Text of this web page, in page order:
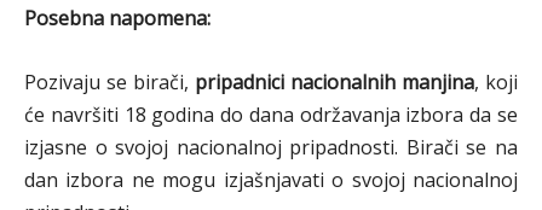
Posebna napomena:
Pozivaju se birači, pripadnici nacionalnih manjina, koji
će navršiti 18 godina do dana održavanja izbora da se
izjasne o svojoj nacionalnoj pripadnosti. Birači se na
dan izbora ne mogu izjašnjavati o svojoj nacionalnoj